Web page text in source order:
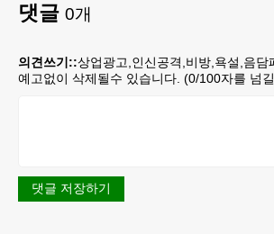
댓글 0개
의견쓰기::상업광고,인신공격,비방,욕설,음담
예고없이 삭제될수 있습니다. (0/100자를 넘
댓글 저장하기